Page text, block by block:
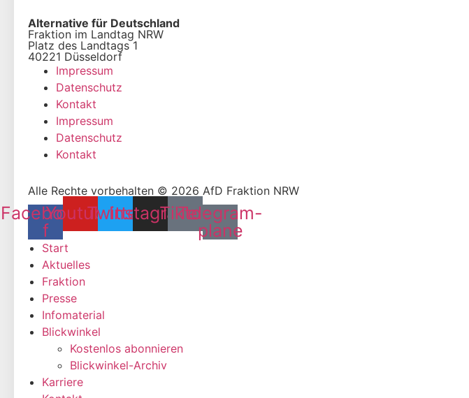
Alternative für Deutschland
Fraktion im Landtag NRW
Platz des Landtags 1
40221 Düsseldorf
Impressum
Datenschutz
Kontakt
Impressum
Datenschutz
Kontakt
Alle Rechte vorbehalten © 2026 AfD Fraktion NRW
Facebook-
f
YoutubeTwitter
Instagram
Tiktok
Telegram-
plane
Start
Aktuelles
Fraktion
Presse
Infomaterial
Blickwinkel
Kostenlos abonnieren
Blickwinkel-Archiv
Karriere